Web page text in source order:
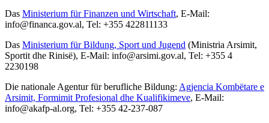
Das Ministerium für Finanzen und Wirtschaft, E-Mail:
info@financa.gov.al, Tel: +355 422811133
Das Ministerium für Bildung, Sport und Jugend (Ministria Arsimit,
Sportit dhe Rinisë), E-Mail: info@arsimi.gov.al, Tel: +355 4
2230198
Die nationale Agentur für berufliche Bildung: Agjencia Kombëtare e
Arsimit, Formimit Profesional dhe Kualifikimeve, E-Mail:
info@akafp-al.org, Tel: +355 42-237-087